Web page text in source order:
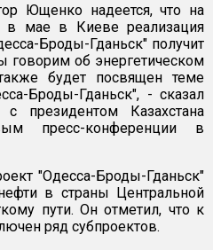
Ющенко надеется, что на
в мае в Киеве реализация
Броды-Гданьск" получит
об энергетическом
будет посвящен теме
Броды-Гданьск", - сказал
президентом Казахстана
пресс-конференции в
"Одесса-Броды-Гданьск"
в страны Центральной
пути. Он отметил, что к
ряд субпроектов.